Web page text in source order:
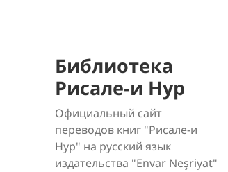
Библиотека
Рисале-и Нур
Официальный сайт
переводов книг "Рисале-и
Нур" на русский язык
издательства "Envar Neşriyat"